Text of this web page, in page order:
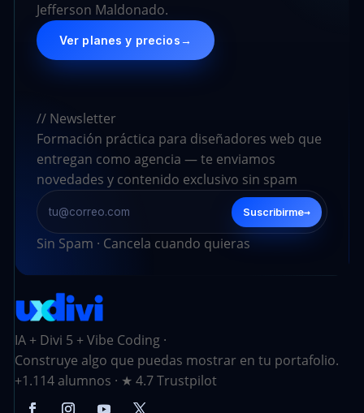
Jefferson Maldonado.
Ver planes y precios→
// Newsletter
Formación práctica para diseñadores web que
entregan como agencia — te enviamos
novedades y contenido exclusivo sin spam
Suscribirme→
Sin Spam · Cancela cuando quieras
IA + Divi 5 + Vibe Coding ·
Construye algo que puedas mostrar en tu portafolio.
+1.114 alumnos · ★ 4.7 Trustpilot